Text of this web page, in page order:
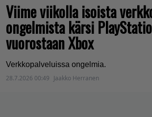
Viime viikolla isoista
ongelmista kärsi
vuorostaan Xbox
Verkkopalveluissa ongelmia.
28.7.2026 00:49 Jaakko Herranen